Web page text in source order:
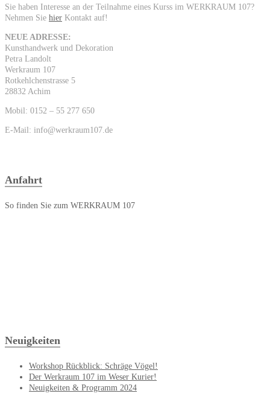
Sie haben Interesse an der Teilnahme eines Kurss im WERKRAUM 107?
Nehmen Sie hier Kontakt auf!
NEUE ADRESSE:
Kunsthandwerk und Dekoration
Petra Landolt
Werkraum 107
Rotkehlchenstrasse 5
28832 Achim
Mobil: 0152 – 55 277 650
E-Mail: info@werkraum107.de
Anfahrt
So finden Sie zum WERKRAUM 107
Neuigkeiten
Workshop Rückblick: Schräge Vögel!
Der Werkraum 107 im Weser Kurier!
Neuigkeiten & Programm 2024